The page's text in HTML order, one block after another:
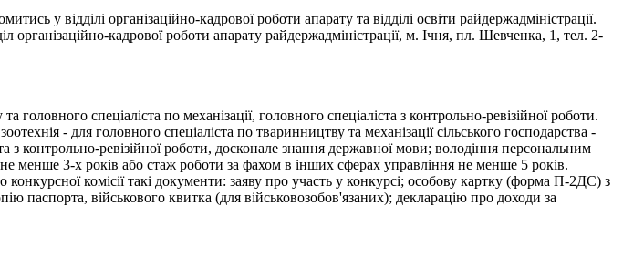
у відділі організаційно-кадрової роботи апарату та відділі освіти райдержадміністрації.
кадрової роботи апарату райдержадміністрації, м. Ічня, пл. Шевченка, 1, тел. 2-
спеціаліста по механізації, головного спеціаліста з контрольно-ревізійної роботи.
- для головного спеціаліста по тваринництву та механізації сільського господарства -
з контрольно-ревізійної роботи, досконале знання державної мови; володіння персональним
менше 3-х років або стаж роботи за фахом в інших сферах управління не менше 5 років.
комісії такі документи: заяву про участь у конкурсі; особову картку (форма П-2ДС) з
паспорта, військового квитка (для військовозобов'язаних); декларацію про доходи за